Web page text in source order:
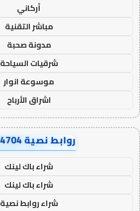
أركاني
مباشر التقنية
مدونة صحبة
شرقيات السياحة
موسوعة انوار
اشراق الأرباح
روابط نصية AA14704
شراء باك لينك
شراء باك لينك
شراء روابط نصية